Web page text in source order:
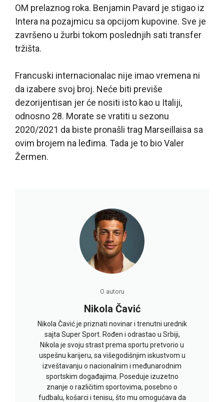
OM prelaznog roka. Benjamin Pavard je stigao iz
Intera na pozajmicu sa opcijom kupovine. Sve je
završeno u žurbi tokom poslednjih sati transfer
tržišta.
Francuski internacionalac nije imao vremena ni
da izabere svoj broj. Neće biti previše
dezorijentisan jer će nositi isto kao u Italiji,
odnosno 28. Morate se vratiti u sezonu
2020/2021 da biste pronašli trag Marseillaisa sa
ovim brojem na leđima. Tada je to bio Valer
Žermen.
O autoru
Nikola Čavić
Nikola Čavić je priznati novinar i trenutni urednik
sajta Super Sport. Rođen i odrastao u Srbiji,
Nikola je svoju strast prema sportu pretvorio u
uspešnu karijeru, sa višegodišnjim iskustvom u
izveštavanju o nacionalnim i međunarodnim
sportskim događajima. Poseduje izuzetno
znanje o različitim sportovima, posebno o
fudbalu, košarci i tenisu, što mu omogućava da